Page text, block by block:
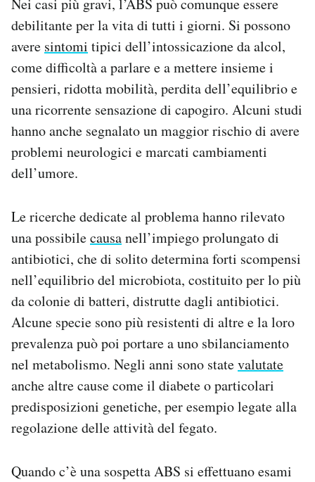
Nei casi più gravi, l’ABS può comunque essere
debilitante per la vita di tutti i giorni. Si possono
avere sintomi tipici dell’intossicazione da alcol,
come difficoltà a parlare e a mettere insieme i
pensieri, ridotta mobilità, perdita dell’equilibrio e
una ricorrente sensazione di capogiro. Alcuni studi
hanno anche segnalato un maggior rischio di avere
problemi neurologici e marcati cambiamenti
dell’umore.
Le ricerche dedicate al problema hanno rilevato
una possibilecausanell’impiego prolungato di
antibiotici, che di solito determina forti scompensi
nell’equilibrio del microbiota, costituito per lo più
da colonie di batteri, distrutte dagli antibiotici.
Alcune specie sono più resistenti di altre e la loro
prevalenza può poi portare a uno sbilanciamento
nel metabolismo. Negli anni sono statevalutate
anche altre cause come il diabete o particolari
predisposizioni genetiche, per esempio legate alla
regolazione delle attività del fegato.
Quando c’è una sospetta ABS si effettuano esami